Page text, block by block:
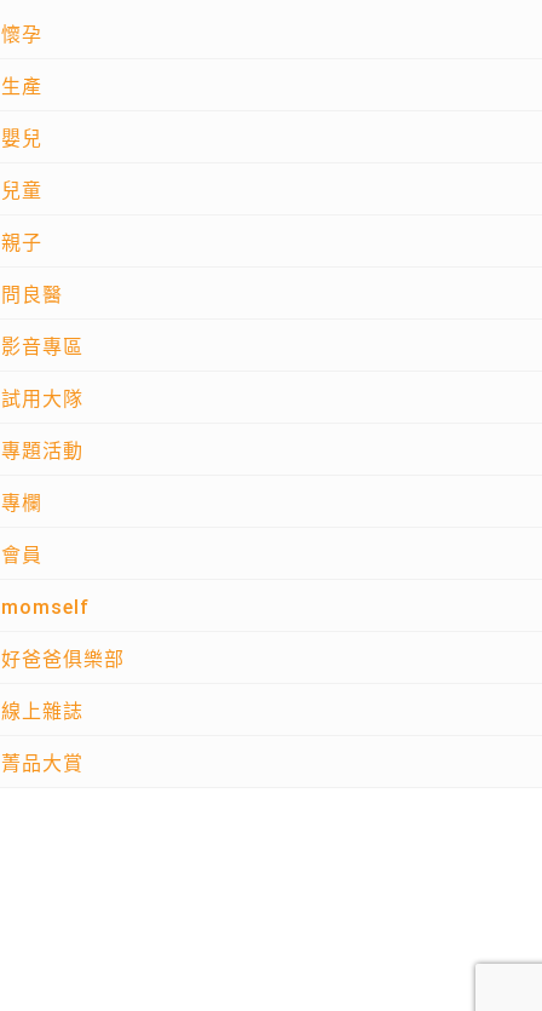
懷孕
生產
嬰兒
兒童
親子
問良醫
影音專區
試用大隊
專題活動
專欄
會員
momself
好爸爸俱樂部
線上雜誌
菁品大賞